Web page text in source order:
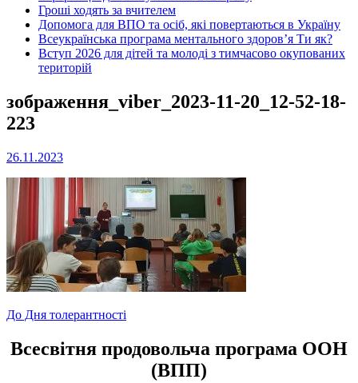
Гроші ходять за вчителем
Допомога для ВПО та осіб, які повертаються в Україну
Всеукраїнська програма ментального здоров’я Ти як?
Вступ 2026 для дітей та молоді з тимчасово окупованих
територій
зображення_viber_2023-11-20_12-52-18-
223
26.11.2023
Навігація
записів
До Дня толерантності
Всесвітня продовольча програма ООН
(ВПП)